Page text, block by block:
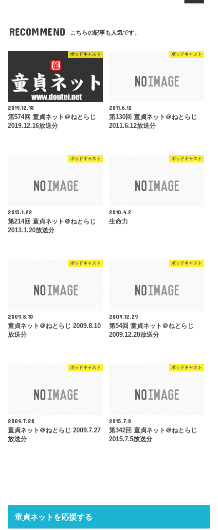
RECOMMEND こちらの記事も人気です。
ポッドキャスト
2019.12.18
第574回 童貞ネット＠ねとらじ
2019.12.16放送分
ポッドキャスト
2011.6.12
第130回 童貞ネット＠ねとらじ
2011.6.12放送分
ポッドキャスト
2013.1.22
第214回 童貞ネット＠ねとらじ
2013.1.20放送分
ポッドキャスト
2010.4.2
生命力
ポッドキャスト
2009.8.10
童貞ネット＠ねとらじ 2009.8.10
放送分
ポッドキャスト
2009.12.29
第54回 童貞ネット＠ねとらじ
2009.12.28放送分
ポッドキャスト
2009.7.28
童貞ネット＠ねとらじ 2009.7.27
放送分
ポッドキャスト
2015.7.8
第342回 童貞ネット＠ねとらじ
2015.7.5放送分
童貞ネットを応援する